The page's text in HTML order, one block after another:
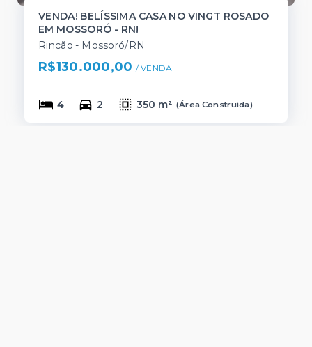
VENDA! BELÍSSIMA CASA NO VINGT ROSADO
EM MOSSORÓ - RN!
Rincão - Mossoró/RN
R$130.000,00 / VENDA
4 2 350 m² (Área Construída)